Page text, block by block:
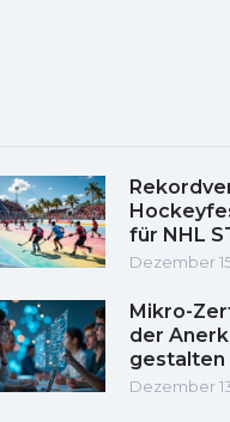
für NHL
Dezember
Mikro-
der
gestalten
Dezember